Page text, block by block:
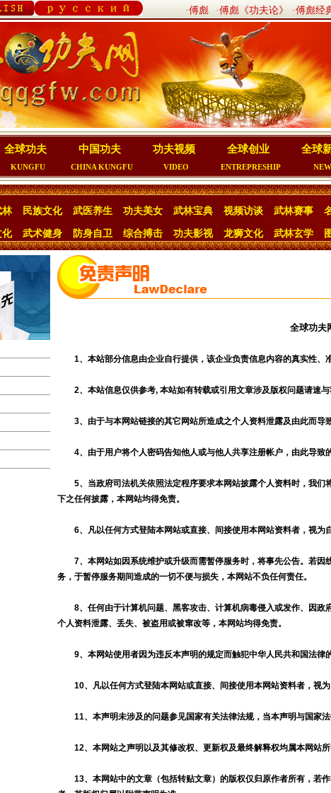
·傅彪 ·傅彪《功夫论》 ·傅彪经
全球功夫
KUNGFU
中国功夫
CHINA KUNGFU
功夫视频
VIDEO
全球创业
ENTREPRESHIP
全球
林 民族文化 武医养生 功夫美女 武林宝典 视频访谈 武林赛事
化 武术健身 防身自卫 综合搏击 功夫影视 龙狮文化 武林玄学
全球功夫
1、本站部分信息由企业自行提供，该企业负责信息内容的真实性、
2、本站信息仅供参考, 本站如有转载或引用文章涉及版权问题请速与
3、由于与本网站链接的其它网站所造成之个人资料泄露及由此而导
4、由于用户将个人密码告知他人或与他人共享注册帐户，由此导致
5、当政府司法机关依照法定程序要求本网站披露个人资料时，我
下之任何披露，本网站均得免责。
6、凡以任何方式登陆本网站或直接、间接使用本网站资料者，视为
7、本网站如因系统维护或升级而需暂停服务时，将事先公告。若
务，于暂停服务期间造成的一切不便与损失，本网站不负任何责任。
8、任何由于计算机问题、黑客攻击、计算机病毒侵入或发作、因
个人资料泄露、丢失、被盗用或被窜改等，本网站均得免责。
9、本网站使用者因为违反本声明的规定而触犯中华人民共和国法律
10、凡以任何方式登陆本网站或直接、间接使用本网站资料者，视为
11、本声明未涉及的问题参见国家有关法律法规，当本声明与国家
12、本网站之声明以及其修改权、更新权及最终解释权均属本网
13、本网站中的文章（包括转贴文章）的版权仅归原作者所有，若